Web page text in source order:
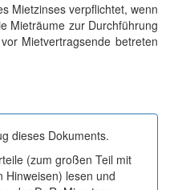
Mietzinses verpflichtet, wenn
Mieträume zur Durchführung
Mietvertragsende betreten
dieses Dokuments.
(zum großen Teil mit
Hinweisen) lesen und